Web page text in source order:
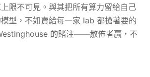
限不可見。與其把所有算力留給自己
型，不如賣給每一家 lab 都搶著要的
的賭注——散佈者贏，不